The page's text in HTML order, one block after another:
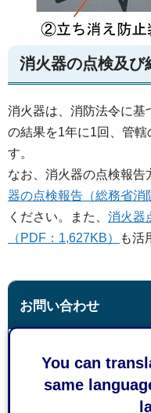
You can
same
消火器の点検及び
消火器は、消防法令に基
の結果を1年に1回、管轄
す。
なお、消火器の点検報告
器の点検報告（総務省消
ください。また、 消火器
（PDF：1,627KB）
も活
お問い合わせ
駿河区南八幡町10-30
電話番号：054-280-